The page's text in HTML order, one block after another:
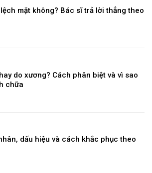
mặt không? Bác sĩ trả lời thẳng theo
do xương? Cách phân biệt và vì sao
chữa
dấu hiệu và cách khắc phục theo